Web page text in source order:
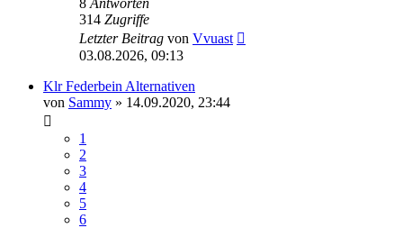
314 Zugriffe
Letzter Beitrag von Vvuast
03.08.2026, 09:13
Klr Federbein Alternativen
von Sammy » 14.09.2020, 23:44
1
2
3
4
5
6